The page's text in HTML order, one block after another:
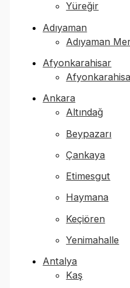
Yüreğir
Adıyaman
Adıyaman
Afyonkarahisar
Ankara
Altındağ
Beypazarı
Çankaya
Etimesgut
Haymana
Keçiören
Yenimahalle
Antalya
Kaş